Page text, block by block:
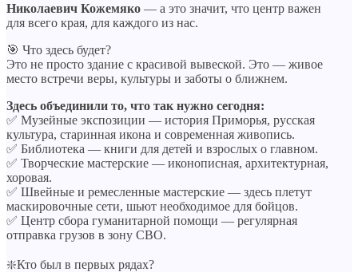
Николаевич Кожемяко — а это значит, что центр важен
для всего края, для каждого из нас.
🎯 Что здесь будет?
Это не просто здание с красивой вывеской. Это — живое
место встречи веры, культуры и заботы о ближнем.
Здесь объединили то, что так нужно сегодня:
✅ Музейные экспозиции — история Приморья, русская
культура, старинная икона и современная живопись.
✅ Библиотека — книги для детей и взрослых о главном.
✅ Творческие мастерские — иконописная, архитектурная,
хоровая.
✅ Швейные и ремесленные мастерские — здесь плетут
маскировочные сети, шьют необходимое для бойцов.
✅ Центр сбора гуманитарной помощи — регулярная
отправка грузов в зону СВО.
❇️Кто был в первых рядах?